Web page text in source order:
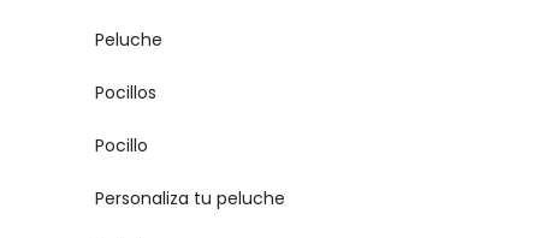
Peluche
Pocillos
Pocillo
Personaliza tu peluche